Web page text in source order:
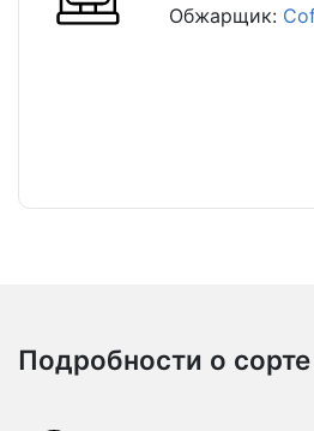
Обжарщик:
Подробности о сорте